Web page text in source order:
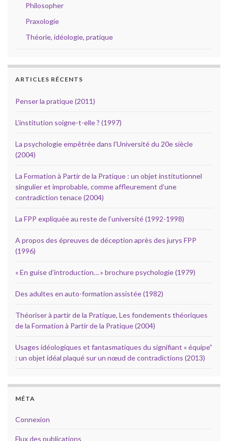
Philosopher
Praxologie
Théorie, idéologie, pratique
ARTICLES RÉCENTS
Penser la pratique (2011)
L’institution soigne-t-elle ? (1997)
La psychologie empêtrée dans l’Université du 20e siècle
(2004)
La Formation à Partir de la Pratique : un objet institutionnel
singulier et improbable, comme affleurement d’une
contradiction tenace (2004)
La FPP expliquée au reste de l’université (1992-1998)
A propos des épreuves de déception après des jurys FPP
(1996)
« En guise d’introduction… » brochure psychologie (1979)
Des adultes en auto-formation assistée (1982)
Théoriser à partir de la Pratique, Les fondements théoriques
de la Formation à Partir de la Pratique (2004)
Usages idéologiques et fantasmatiques du signifiant « équipe”
: un objet idéal plaqué sur un nœud de contradictions (2013)
MÉTA
Connexion
Flux des publications